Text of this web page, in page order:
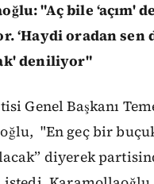
"Aç bile ‘açım'
‘Haydi oradan sen
deniliyor"
Genel Başkanı
"En geç bir
diyerek